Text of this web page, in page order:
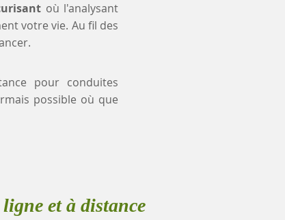
où l'analysant
votre vie. Au fil des
pour conduites
possible où que
et à distance